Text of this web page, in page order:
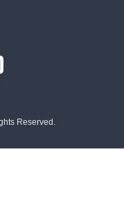
Reserved.